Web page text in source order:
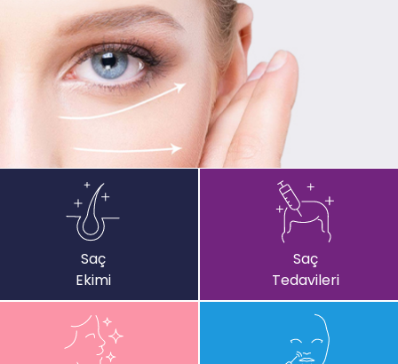
Saç
Ekimi
Saç
Tedavileri